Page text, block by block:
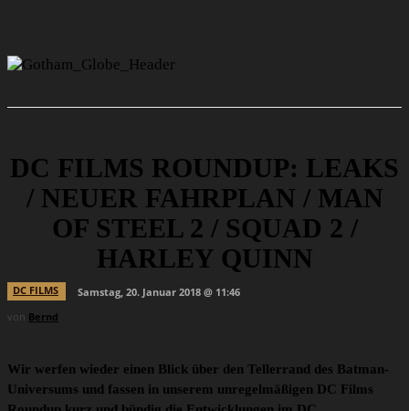
DC FILMS ROUNDUP: LEAKS
/ NEUER FAHRPLAN / MAN
OF STEEL 2 / SQUAD 2 /
HARLEY QUINN
DC FILMS
Samstag, 20. Januar 2018 @ 11:46
von Bernd
Wir werfen wieder einen Blick über den Tellerrand des Batman-
Universums und fassen in unserem unregelmäßigen DC Films